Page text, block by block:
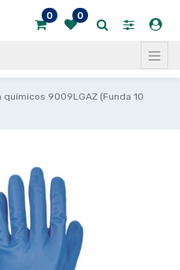
0 0
9009LGAZ (Funda 10